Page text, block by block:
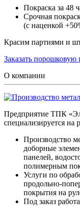
Покраска за 48
Срочная
(с наценкой
Красим партиями и
Заказать порошковую
О компании
Предприятие ТПК
специализируется на
Производство
доборные
панелей,
полимерным
Услуги по
продольно-
покрытия на
Под заказ